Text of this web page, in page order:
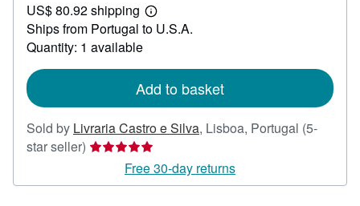
178.60
US$ 80.92 shipping
Learn
more
Ships from Portugal to U.S.A.
Quantity: 1 available
Add to basket
Sold by Livraria Castro e Silva, Lisboa, Portugal (5-
star seller) Seller
5
Free 30-day returns